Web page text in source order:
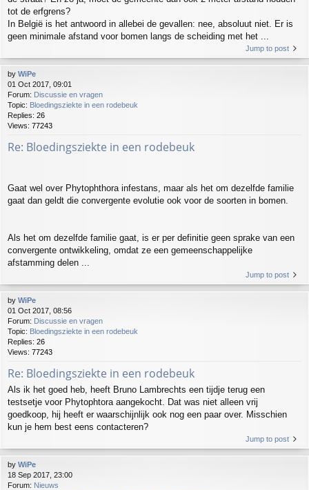
tot de erfgrens?
In België is het antwoord in allebei de gevallen: nee, absoluut niet. Er is
geen minimale afstand voor bomen langs de scheiding met het ...
Jump to post
by WiPe
01 Oct 2017, 09:01
Forum: Discussie en vragen
Topic: Bloedingsziekte in een rodebeuk
Replies: 26
Views: 77243
Re: Bloedingsziekte in een rodebeuk
Gaat wel over Phytophthora infestans, maar als het om dezelfde familie
gaat dan geldt die convergente evolutie ook voor de soorten in bomen.
Als het om dezelfde familie gaat, is er per definitie geen sprake van een
convergente ontwikkeling, omdat ze een gemeenschappelijke
afstamming delen ...
Jump to post
by WiPe
01 Oct 2017, 08:56
Forum: Discussie en vragen
Topic: Bloedingsziekte in een rodebeuk
Replies: 26
Views: 77243
Re: Bloedingsziekte in een rodebeuk
Als ik het goed heb, heeft Bruno Lambrechts een tijdje terug een
testsetje voor Phytophtora aangekocht. Dat was niet alleen vrij
goedkoop, hij heeft er waarschijnlijk ook nog een paar over. Misschien
kun je hem best eens contacteren?
Jump to post
by WiPe
18 Sep 2017, 23:00
Forum: Nieuws